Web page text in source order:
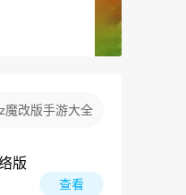
魔改版手游大全
版
查看